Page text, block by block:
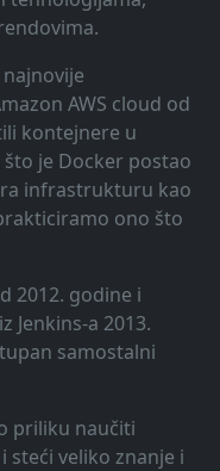
AWS cloud od
kontejnere u
je Docker postao
infrastrukturu kao
ono što
2012. godine i
Jenkins-a 2013.
samostalni
priliku naučiti
steći veliko znanje i